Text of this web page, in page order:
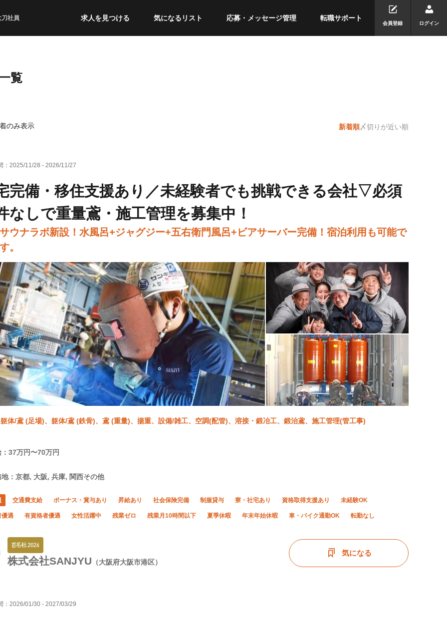
社員 求人を見つける 気になるリスト 応募・メッセージ管理 転職サポート
会員登録 ログイン
覧
のみ表示 新着順〆切りが近い順
： 2025/11/28 - 2026/11/27
体/鳶 (足場)、躯体/鳶 (鉄骨)、鳶 (重量)、揚重、設備/雑工、空調(配管)、溶接・鍛冶工、鍛治鳶、施工管理(管工事)
完備・移住支援あり／未経験者でも挑戦できる会社▽必須
なしで重量鳶・施工管理を募集中！
サウナラボ新設！水風呂+ジャグジー+五右衛門風呂+ビアサーバー完備！宿泊利用も可能で
す。
株式会社SANJYU （大阪府大阪市港区）
：37万円〜70万円
地：京都, 大阪, 兵庫, 関西その他
交通費支給 ボーナス・賞与あり 昇給あり 社会保険完備 制服貸与 寮・社宅あり 資格取得支援あり 未経験OK
優遇 有資格者優遇 女性活躍中 残業ゼロ 残業月10時間以下 夏季休暇 年末年始休暇 車・バイク通勤OK 転勤なし
気になる
： 2026/01/30 - 2027/03/29